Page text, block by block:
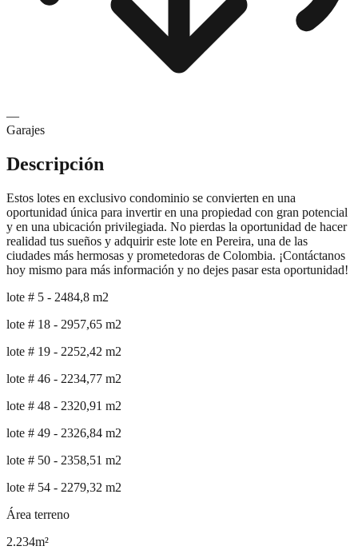
—
Garajes
Descripción
Estos lotes en exclusivo condominio se convierten en una
oportunidad única para invertir en una propiedad con gran potencial
y en una ubicación privilegiada. No pierdas la oportunidad de hacer
realidad tus sueños y adquirir este lote en Pereira, una de las
ciudades más hermosas y prometedoras de Colombia. ¡Contáctanos
hoy mismo para más información y no dejes pasar esta oportunidad!
lote # 5 - 2484,8 m2
lote # 18 - 2957,65 m2
lote # 19 - 2252,42 m2
lote # 46 - 2234,77 m2
lote # 48 - 2320,91 m2
lote # 49 - 2326,84 m2
lote # 50 - 2358,51 m2
lote # 54 - 2279,32 m2
Área terreno
2.234m²